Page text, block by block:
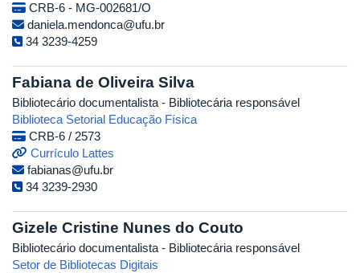
CRB-6 - MG-002681/O
daniela.mendonca@ufu.br
34 3239-4259
Fabiana de Oliveira Silva
Bibliotecário documentalista - Bibliotecária responsável
Biblioteca Setorial Educação Física
CRB-6 / 2573
Currículo Lattes
fabianas@ufu.br
34 3239-2930
Gizele Cristine Nunes do Couto
Bibliotecário documentalista - Bibliotecária responsável
Setor de Bibliotecas Digitais